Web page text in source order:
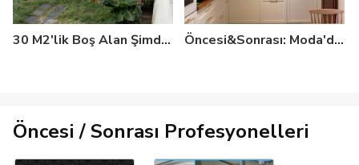
30 M2'lik Boş Alan Şimdi Profesyonel Elinden Çıkmışçasına Bir Bahçe! Öncesi&Sonrası: Moda'daki Bu Mutfak Eski Evin Günümüze Açılan Kapısı!
Öncesi / Sonrası Profesyonelleri